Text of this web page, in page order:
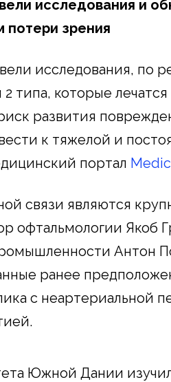
исследования и
потери зрения
исследования, по
типа, которые
развития
к тяжелой и
портал
связи являются
офтальмологии Якоб
Антон
ранее
с неартериальной
Южной Дании